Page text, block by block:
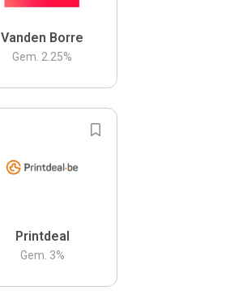
Vanden Borre
Gem. 2.25%
Printdeal
Gem. 3%